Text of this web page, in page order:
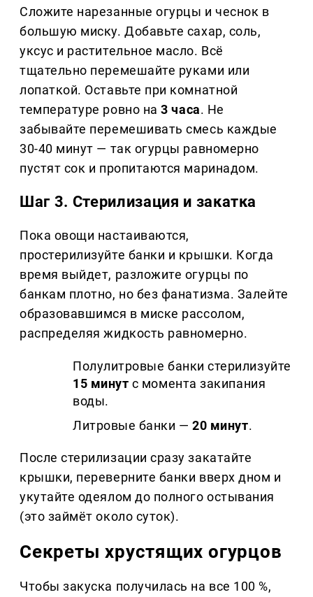
Сложите нарезанные огурцы и чеснок в
большую миску. Добавьте сахар, соль,
уксус и растительное масло. Всё
тщательно перемешайте руками или
лопаткой. Оставьте при комнатной
температуре ровно на3 часа. Не
забывайте перемешивать смесь каждые
30-40 минут — так огурцы равномерно
пустят сок и пропитаются маринадом.
Шаг 3. Стерилизация и закатка
Пока овощи настаиваются,
простерилизуйте банки и крышки. Когда
время выйдет, разложите огурцы по
банкам плотно, но без фанатизма. Залейте
образовавшимся в миске рассолом,
распределяя жидкость равномерно.
Полулитровые банки стерилизуйте
15 минут с момента закипания
воды.
Литровые банки —20 минут.
После стерилизации сразу закатайте
крышки, переверните банки вверх дном и
укутайте одеялом до полного остывания
(это займёт около суток).
Секреты хрустящих огурцов
Чтобы закуска получилась на все 100 %,